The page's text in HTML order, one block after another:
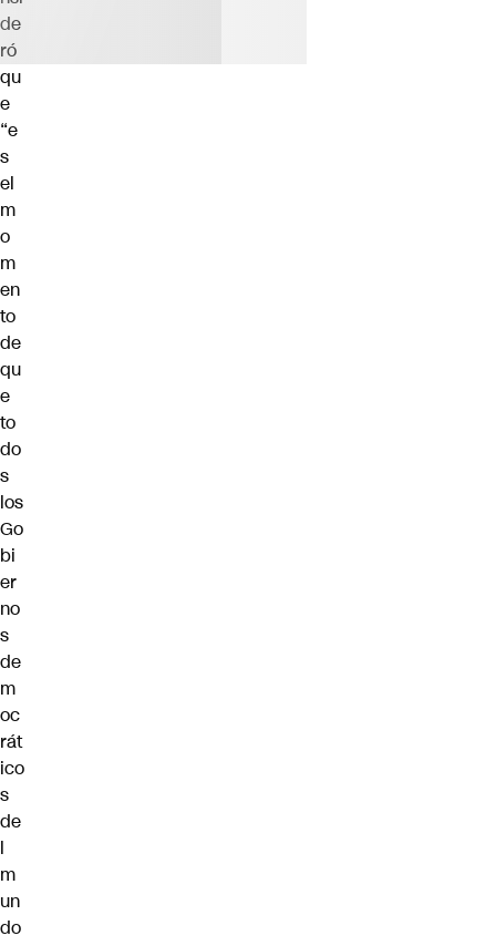
de
ró
qu
e
“e
s
el
m
o
m
en
to
de
qu
e
to
do
s
los
Go
bi
er
no
s
de
m
oc
rát
ico
s
de
l
m
un
do